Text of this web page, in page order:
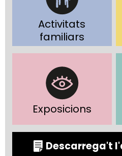
Activitats
familiars
Exposicions
Descarrega't